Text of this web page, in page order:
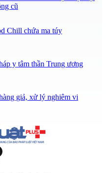
cũ
Chill chứa ma túy
y tâm thần Trung ương
giả, xử lý nghiêm vi